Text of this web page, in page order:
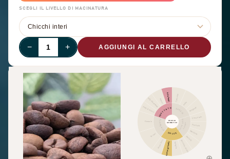
SCEGLI IL LIVELLO DI MACINATURA
− + AGGIUNGI AL CARRELLO
Cannella
Pepe
Pungente
Nocciola
Mandorla
Arachidi
Zucchero di canna
Vaniglia
Dolcezza generale
Aromi dolci
Tè nero
Floreale
Frutti di bosco
Frutta disidratata Agrumi Altra frutta
FRUTTA SECCA
DOLCE
FRUTTATO
PROFILO
AROMATICO